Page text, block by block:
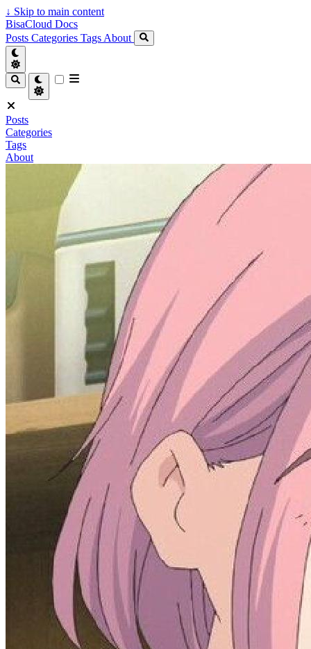
↓ Skip to main content
BisaCloud Docs
Posts Categories Tags About
Posts
Categories
Tags
About